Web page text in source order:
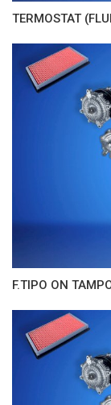
TERMOSTAT
F.TIPO ON